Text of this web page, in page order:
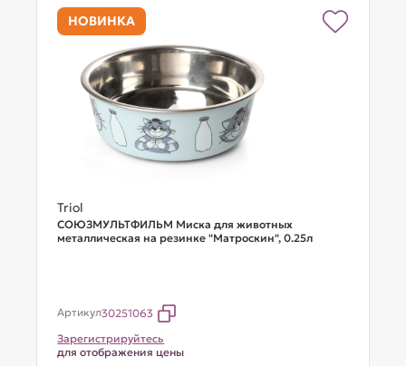
НОВИНКА
Triol
СОЮЗМУЛЬТФИЛЬМ Миска для животных
металлическая на резинке "Матроскин", 0.25л
Артикул30251063
Зарегистрируйтесь
для отображения цены